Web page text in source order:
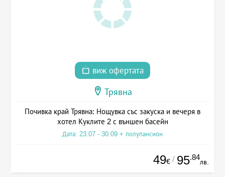
виж офертата
Трявна
Почивка край Трявна: Нощувка със закуска и вечеря в
хотел Куклите 2 с външен басейн
Дата: 23.07 - 30.09 + полупансион
49€ / 95.84
лв.